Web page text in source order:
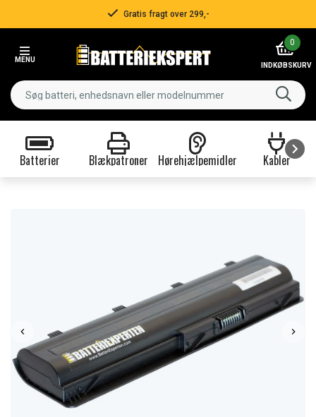
Gratis fragt over 299,-
MENU
0
INDKØBSKURV
Batterier Blækpatroner Hørehjælpemidler Kabler